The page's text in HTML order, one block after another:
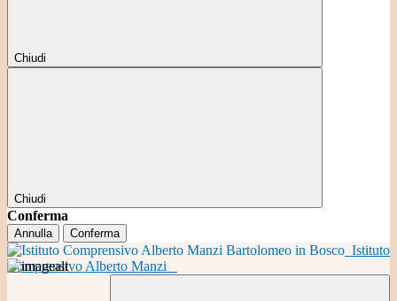
Chiudi
Chiudi
Conferma
Annulla Conferma
Istituto
Comprensivo Alberto Manzi